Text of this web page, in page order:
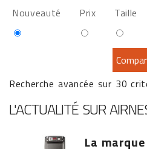
Nouveauté
Prix Taille
Recherche avancée sur 30
L'ACTUALITÉ SUR
La